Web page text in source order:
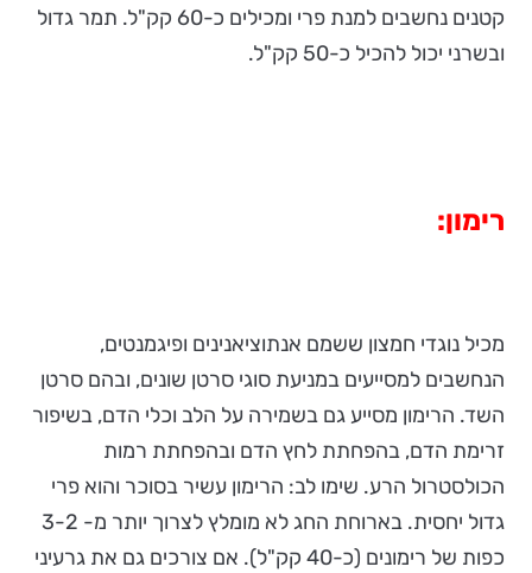
קטנים נחשבים למנת פרי ומכילים כ-60 קק"ל. תמר גדול
ובשרני יכול להכיל כ-50 קק"ל.
רימון:
מכיל נוגדי חמצון ששמם אנתוציאנינים ופיגמנטים,
הנחשבים למסייעים במניעת סוגי סרטן שונים, ובהם סרטן
השד. הרימון מסייע גם בשמירה על הלב וכלי הדם, בשיפור
זרימת הדם, בהפחתת לחץ הדם ובהפחתת רמות
הכולסטרול הרע. שימו לב: הרימון עשיר בסוכר והוא פרי
גדול יחסית. בארוחת החג לא מומלץ לצרוך יותר מ- 3-2
כפות של רימונים (כ-40 קק"ל). אם צורכים גם את גרעיני